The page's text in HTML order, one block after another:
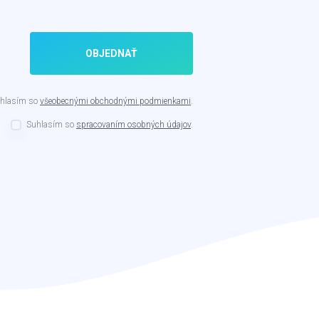
OBJEDNAŤ
so všeobecnými obchodnými podmienkami.
Suhlasím so spracovaním osobných údajov.